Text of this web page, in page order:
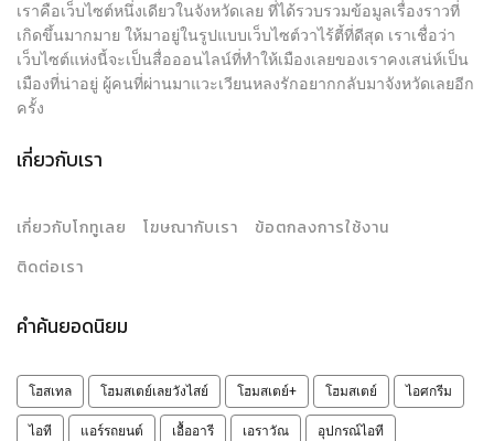
เราคือเว็บไซต์หนึ่งเดียวในจังหวัดเลย ที่ได้รวบรวมข้อมูลเรื่องราวที่
เกิดขึ้นมากมาย ให้มาอยู่ในรูปแบบเว็บไซต์วาไร้ตี้ที่ดีสุด เราเชื่อว่า
เว็บไซต์แห่งนี้จะเป็นสื่อออนไลน์ที่ทำให้เมืองเลยของเราคงเสน่ห์เป็น
เมืองที่น่าอยู่ ผู้คนที่ผ่านมาแวะเวียนหลงรักอยากกลับมาจังหวัดเลยอีก
ครั้ง
เกี่ยวกับเรา
เกี่ยวกับโกทูเลย โฆษณากับเรา
ข้อตกลงการใช้งาน
ติดต่อเรา
คำค้นยอดนิยม
โฮสเทล โฮมสเตย์เลยวังไสย์ โฮมสเตย์+ โฮมสเตย์ ไอศกรีม
ไอที แอร์รถยนต์ เอื้ออารี เอราวัณ อุปกรณ์ไอที